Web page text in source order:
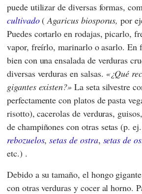
puede utilizar de diversas formas,
cultivado(Agaricus biosporus, por
Puedes cortarlo en rodajas, picarlo,
vapor, freírlo, marinarlo o asarlo. En
bien con una ensalada de verduras
diversas verduras en salsas.
¿Qué
gigantes existen? La seta silvestre
perfectamente con platos de pasta
risotto), cacerolas de verduras,
de champiñones con otras setas (p.
rebozuelos,setas de ostra, setas de
etc.) .
Debido a su tamaño, el hongo
con otras verduras y cocer al horno.